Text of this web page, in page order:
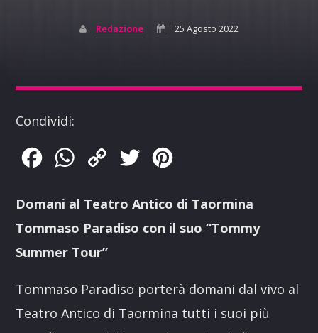
Redazione 25 Agosto 2022
Condividi:
FacebookWhatsApp
Copy
Twitter
Domani al Teatro Antico di Taormina
Tommaso Paradiso con il suo “Tommy
Summer Tour”
Tommaso Paradiso porterà domani dal vivo al
Teatro Antico di Taormina tutti i suoi più